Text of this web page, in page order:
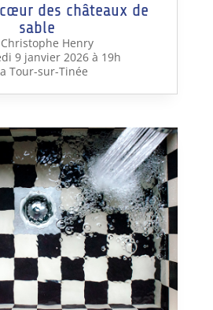
des châteaux de
sable
Henry
9 janvier 2026 à 19h
Tour-sur-Tinée